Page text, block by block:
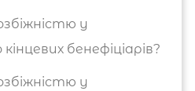
у
бенефіціарів?
у